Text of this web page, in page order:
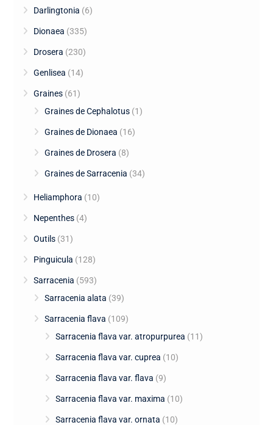
Darlingtonia (6)
Dionaea (335)
Drosera (230)
Genlisea (14)
Graines (61)
Graines de Cephalotus (1)
Graines de Dionaea (16)
Graines de Drosera (8)
Graines de Sarracenia (34)
Heliamphora (10)
Nepenthes (4)
Outils (31)
Pinguicula (128)
Sarracenia (593)
Sarracenia alata (39)
Sarracenia flava (109)
Sarracenia flava var. atropurpurea (11)
Sarracenia flava var. cuprea (10)
Sarracenia flava var. flava (9)
Sarracenia flava var. maxima (10)
Sarracenia flava var. ornata (10)